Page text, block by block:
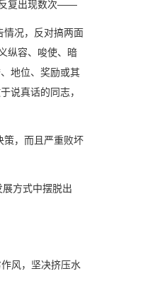
反复出现数次——
况，反对搞两面
纵容、唆使、暗
地位、奖励或其
说真话的同志，
，而且严重败坏
方式中摆脱出
风，坚决挤压水